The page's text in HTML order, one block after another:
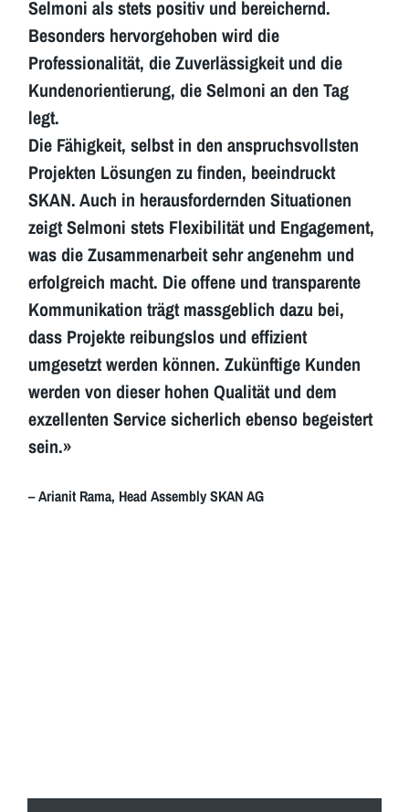
Selmoni als stets positiv und bereichernd.
Besonders hervorgehoben wird die
Professionalität, die Zuverlässigkeit und die
Kundenorientierung, die Selmoni an den Tag
legt.
Die Fähigkeit, selbst in den anspruchsvollsten
Projekten Lösungen zu finden, beeindruckt
SKAN. Auch in herausfordernden Situationen
zeigt Selmoni stets Flexibilität und Engagement,
was die Zusammenarbeit sehr angenehm und
erfolgreich macht. Die offene und transparente
Kommunikation trägt massgeblich dazu bei,
dass Projekte reibungslos und effizient
umgesetzt werden können. Zukünftige Kunden
werden von dieser hohen Qualität und dem
exzellenten Service sicherlich ebenso begeistert
sein.»
– Arianit Rama, Head Assembly SKAN AG